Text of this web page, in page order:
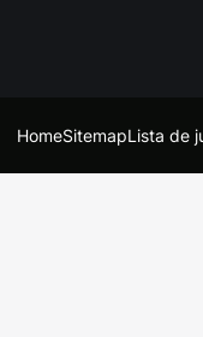
HomeSitemapLista de